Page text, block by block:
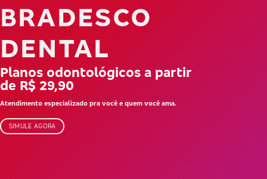
BRADESCO
DENTAL
Planos odontológicos a partir
de R$ 29,90
Atendimento especializado pra você e quem você ama.
SIMULE AGORA